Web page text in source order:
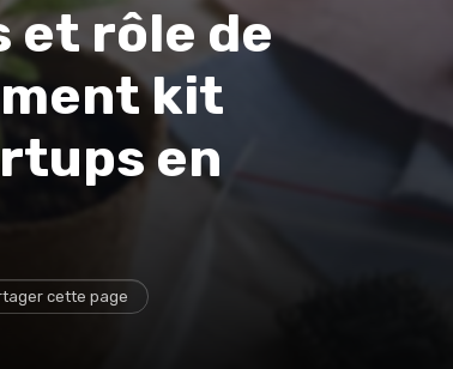
et rôle de
kit
en
cette page